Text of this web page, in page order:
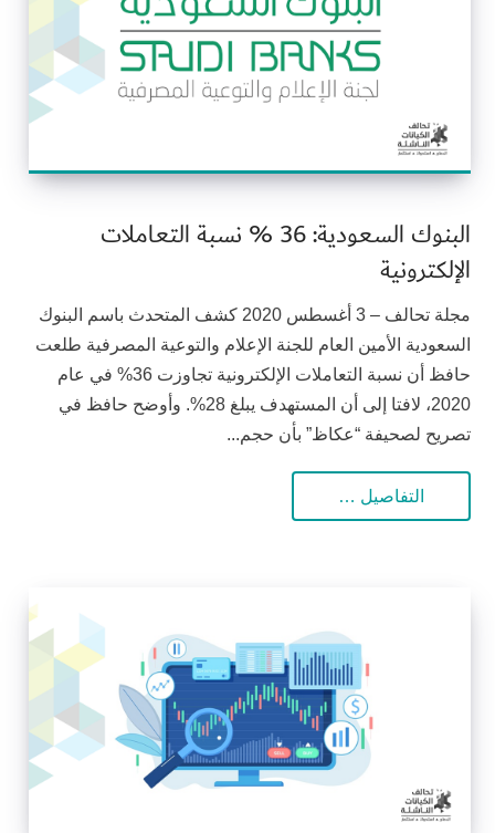
البنوك السعودية: 36 % نسبة التعاملات
الإلكترونية
مجلة تحالف – 3 أغسطس 2020 كشف المتحدث باسم البنوك
السعودية الأمين العام للجنة الإعلام والتوعية المصرفية طلعت
حافظ أن نسبة التعاملات الإلكترونية تجاوزت 36% في عام
2020، لافتا إلى أن المستهدف يبلغ 28%. وأوضح حافظ في
تصريح لصحيفة “عكاظ” بأن حجم...
التفاصيل …